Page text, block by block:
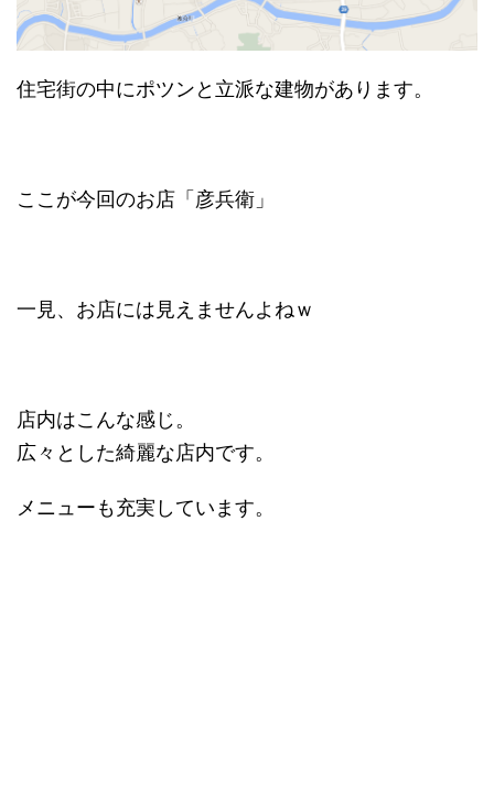
住宅街の中にポツンと立派な建物があります。
ここが今回のお店「彦兵衛」
一見、お店には見えませんよねｗ
店内はこんな感じ。
広々とした綺麗な店内です。
メニューも充実しています。